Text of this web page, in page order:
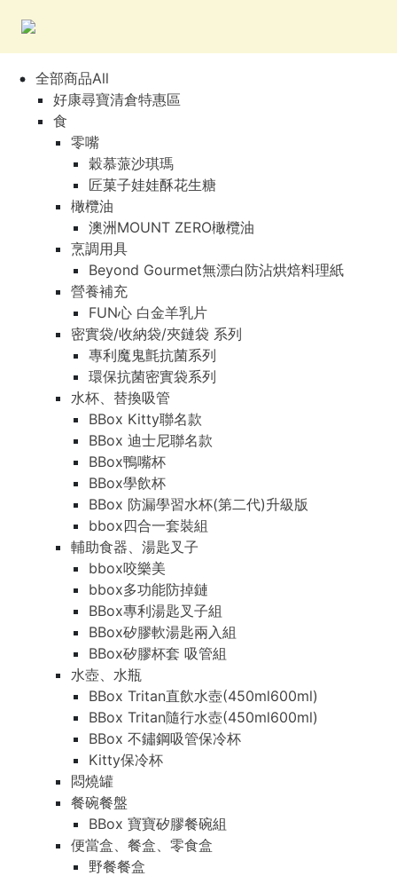
全部商品All
好康尋寶清倉特惠區
食
零嘴
穀慕蒎沙琪瑪
匠菓子娃娃酥花生糖
橄欖油
澳洲MOUNT ZERO橄欖油
烹調用具
Beyond Gourmet無漂白防沾烘焙料理紙
營養補充
FUN心 白金羊乳片
密實袋/收納袋/夾鏈袋 系列
專利魔鬼氈抗菌系列
環保抗菌密實袋系列
水杯、替換吸管
BBox Kitty聯名款
BBox 迪士尼聯名款
BBox鴨嘴杯
BBox學飲杯
BBox 防漏學習水杯(第二代)升級版
bbox四合一套裝組
輔助食器、湯匙叉子
bbox咬樂美
bbox多功能防掉鏈
BBox專利湯匙叉子組
BBox矽膠軟湯匙兩入組
BBox矽膠杯套 吸管組
水壺、水瓶
BBox Tritan直飲水壺(450ml600ml)
BBox Tritan隨行水壺(450ml600ml)
BBox 不鏽鋼吸管保冷杯
Kitty保冷杯
悶燒罐
餐碗餐盤
BBox 寶寶矽膠餐碗組
便當盒、餐盒、零食盒
野餐餐盒